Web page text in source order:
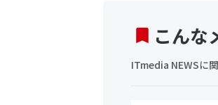
こんな
ITmedia NEWSに